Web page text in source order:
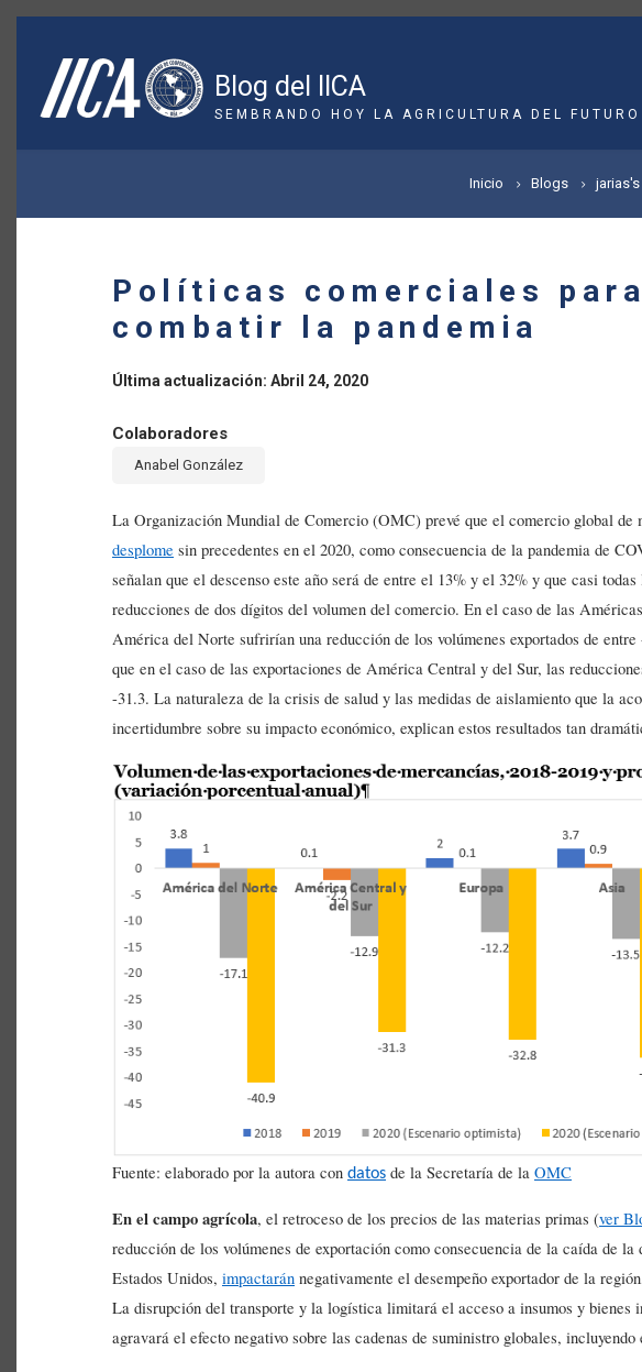
Pasar
contenido
principal
Blog del IICA
SEMBRANDO HOY LA AGRICULTURA DEL FUTURO
ENLACES
AYUDA
NAVEGACIÓN
Inicio Blogs
Políticas comerciales para
combatir la pandemia
Última actualización: Abril 24, 2020
Colaboradores
Anabel González
La Organización Mundial de Comercio (OMC) prevé que el comercio global de
desplome sin precedentes en el 2020, como consecuencia de la pandemia de
señalan que el descenso este año será de entre el 13% y el 32% y que casi
reducciones de dos dígitos del volumen del comercio. En el caso de las
América del Norte sufrirían una reducción de los volúmenes exportados de
que en el caso de las exportaciones de América Central y del Sur, las
-31.3. La naturaleza de la crisis de salud y las medidas de aislamiento que la
incertidumbre sobre su impacto económico, explican estos resultados tan
Fuente: elaborado por la autora con datos de la Secretaría de la OMC
En el campo agrícola, el retroceso de los precios de las materias primas (ver
reducción de los volúmenes de exportación como consecuencia de la caída de la
Estados Unidos, impactarán negativamente el desempeño exportador de la
La disrupción del transporte y la logística limitará el acceso a insumos y bienes
agravará el efecto negativo sobre las cadenas de suministro globales,